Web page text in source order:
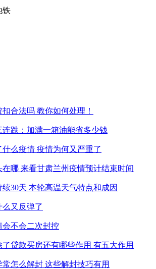
铁
合法吗 教你如何处理！
连跌：加满一箱油能省多少钱
么疫情 疫情为何又严重了
在哪 来看甘肃兰州疫情预计结束时间
30天 本轮高温天气特点和成因
么又反弹了
会不会二次封控
贷款买房还有哪些作用 有五大作用
怎么解封 这些解封技巧有用